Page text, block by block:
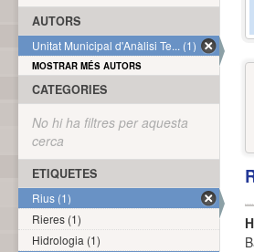
AUTORS
Unitat Municipal d'Anàlisi Te... (1)
MOSTRAR MÉS AUTORS
CATEGORIES
No hi ha filtres per aquesta
cerca
ETIQUETES
Rius (1)
Rieres (1)
Hidrologia (1)